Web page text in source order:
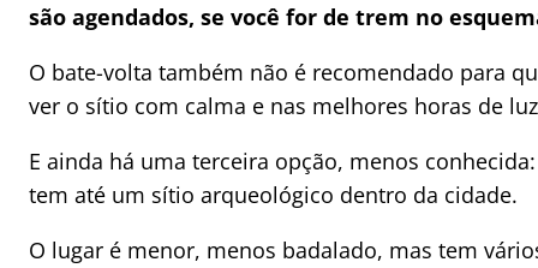
são agendados, se você for de trem no
O bate-volta também não é recomendado para
ver o sítio com calma e nas melhores horas de
E ainda há uma terceira opção, menos
tem até um sítio arqueológico dentro da cidade.
O lugar é menor, menos badalado, mas tem